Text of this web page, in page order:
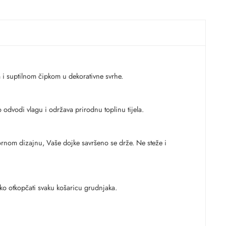
suptilnom čipkom u dekorativne svrhe.
odvodi vlagu i održava prirodnu toplinu tijela.
dizajnu, Vaše dojke savršeno se drže. Ne steže i
otkopčati svaku košaricu grudnjaka.